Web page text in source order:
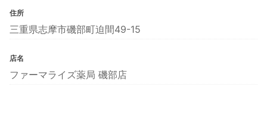
住所
三重県志摩市磯部町迫間49-15
店名
ファーマライズ薬局 磯部店